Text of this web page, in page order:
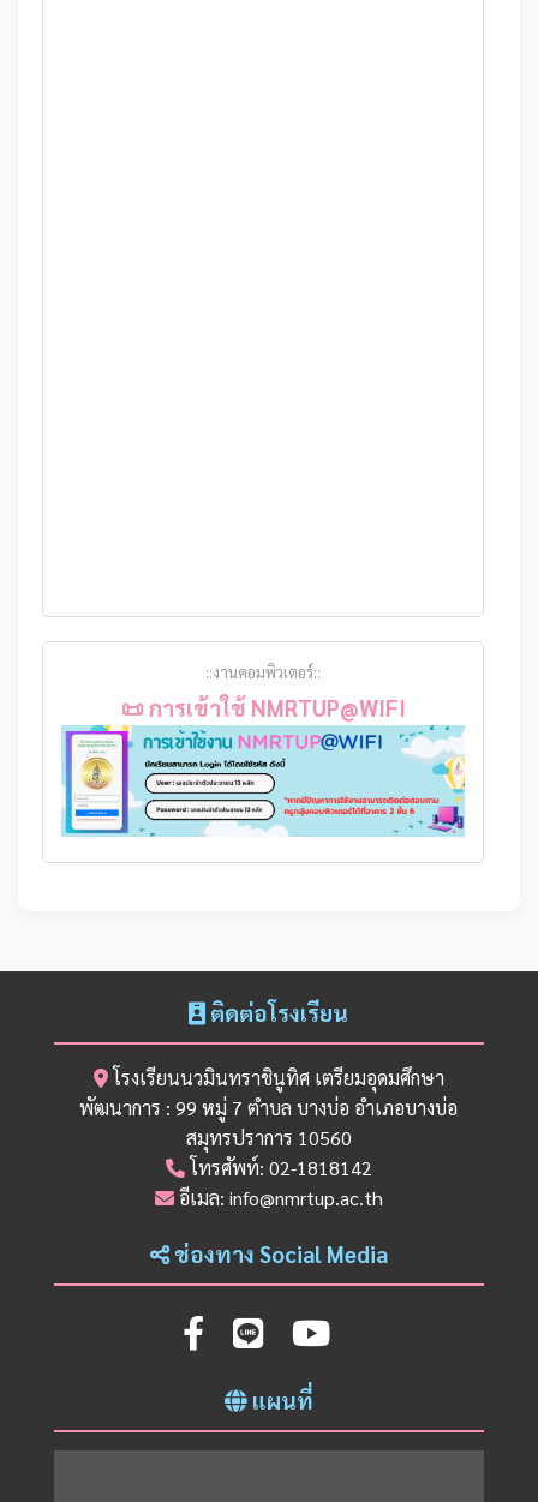
::งานคอมพิวเตอร์::
📜 การเข้าใช้ NMRTUP@WIFI
ติดต่อโรงเรียน
โรงเรียนนวมินทราชินูทิศ เตรียมอุดมศึกษา
พัฒนาการ : 99 หมู่ 7 ตำบล บางบ่อ อำเภอบางบ่อ
สมุทรปราการ 10560
โทรศัพท์: 02-1818142
อีเมล: info@nmrtup.ac.th
ช่องทาง Social Media
แผนที่